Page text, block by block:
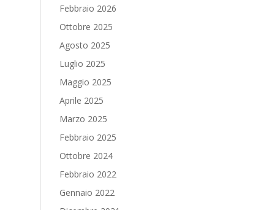
Febbraio 2026
Ottobre 2025
Agosto 2025
Luglio 2025
Maggio 2025
Aprile 2025
Marzo 2025
Febbraio 2025
Ottobre 2024
Febbraio 2022
Gennaio 2022